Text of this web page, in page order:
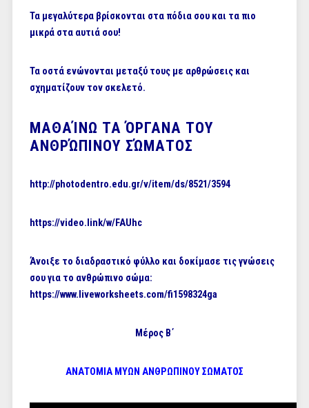
Τα μεγαλύτερα βρίσκονται στα πόδια σου και τα πιο
μικρά στα αυτιά σου!
Τα οστά ενώνονται μεταξύ τους με αρθρώσεις και
σχηματίζουν τον σκελετό.
ΜΑΘΑΊΝΩ ΤΑ ΌΡΓΑΝΑ ΤΟΥ
ΑΝΘΡΏΠΙΝΟΥ ΣΏΜΑΤΟΣ
http://photodentro.edu.gr/v/item/ds/8521/3594
https://video.link/w/FAUhc
Άνοιξε το διαδραστικό φύλλο και δοκίμασε τις γνώσεις
σου για το ανθρώπινο σώμα:
https://www.liveworksheets.com/fi1598324ga
Mέρος B΄
ΑΝΑΤΟΜΙΑ ΜΥΩΝ ΑΝΘΡΩΠΙΝΟΥ ΣΩΜΑΤΟΣ